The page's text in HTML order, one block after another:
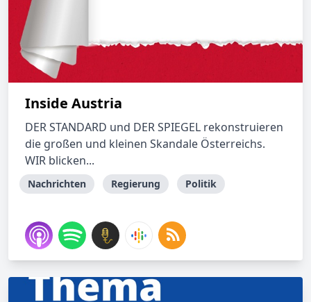
Inside Austria
DER STANDARD und DER SPIEGEL rekonstruieren
die großen und kleinen Skandale Österreichs.
WIR blicken...
Nachrichten Regierung Politik